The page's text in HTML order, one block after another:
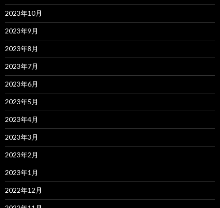
2023年10月
2023年9月
2023年8月
2023年7月
2023年6月
2023年5月
2023年4月
2023年3月
2023年2月
2023年1月
2022年12月